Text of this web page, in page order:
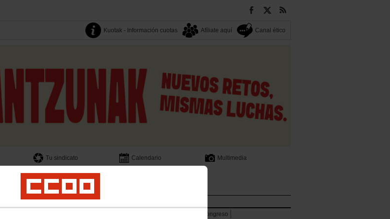
Kuotak - Información cuotas Afíliate aquí Canal ético
Tu sindicato Calendario
Multimedia
Emakumeak Gazteak Lan osasuna eta Ingurugiroa
13 Congreso